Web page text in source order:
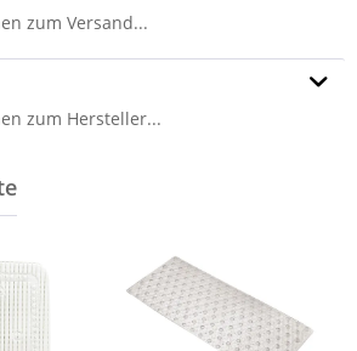
zum Versand...
zum Hersteller...